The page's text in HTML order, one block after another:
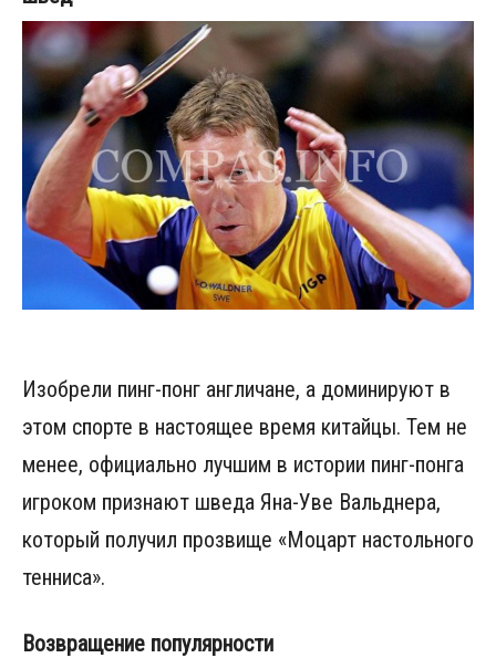
Изобрели пинг-понг англичане, а доминируют в
этом спорте в настоящее время китайцы. Тем не
менее, официально лучшим в истории пинг-понга
игроком признают шведа Яна-Уве Вальднера,
который получил прозвище «Моцарт настольного
тенниса».
Возвращение популярности